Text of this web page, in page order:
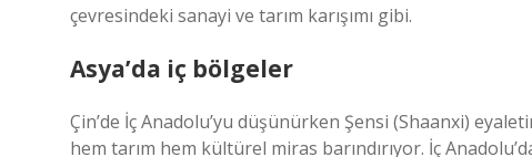
çevresindeki sanayi ve tarım karışımı gibi.
Asya’da iç bölgeler
Çin’de İç Anadolu’yu düşünürken Şensi (Shaanxi)
hem tarım hem kültürel miras barındırıyor. İç